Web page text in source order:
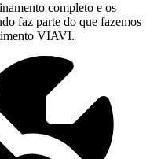
completo e os
faz parte do que fazemos
VIAVI.